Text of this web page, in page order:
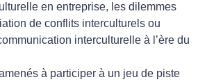
en entreprise, les dilemmes
de conflits interculturels ou
interculturelle à l’ère du
à participer à un jeu de piste